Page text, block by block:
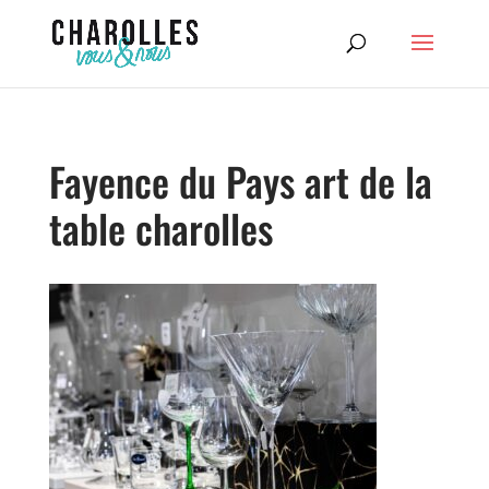
Fayence du Pays art de la
table charolles